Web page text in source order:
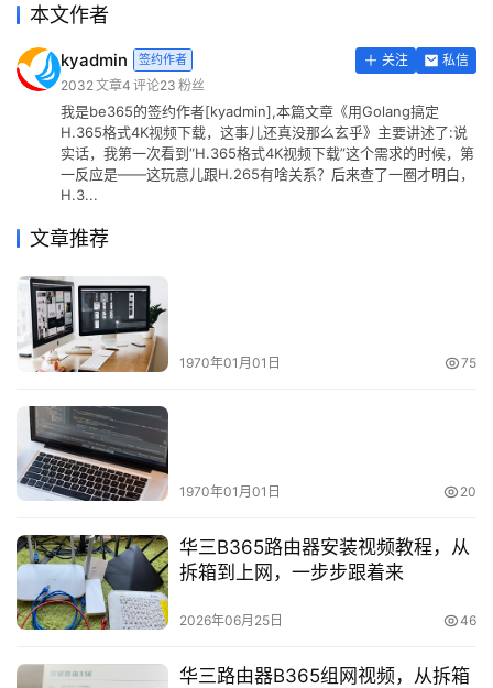
本文作者
kyadmin 签约作者 关注
私信
2032文章4 评论23 粉丝
我是be365的签约作者[kyadmin],本篇文章《用Golang搞定
H.365格式4K视频下载，这事儿还真没那么玄乎》主要讲述了:说
实话，我第一次看到“H.365格式4K视频下载”这个需求的时候，第
一反应是——这玩意儿跟H.265有啥关系？后来查了一圈才明白，
H.3...
文章推荐
1970年01月01日 75
1970年01月01日 20
华三B365路由器安装视频教程，从
拆箱到上网，一步步跟着来
2026年06月25日 46
华三路由器B365组网视频，从拆箱